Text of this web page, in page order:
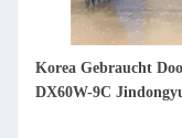
Korea Gebraucht
DX60 Jindongyu